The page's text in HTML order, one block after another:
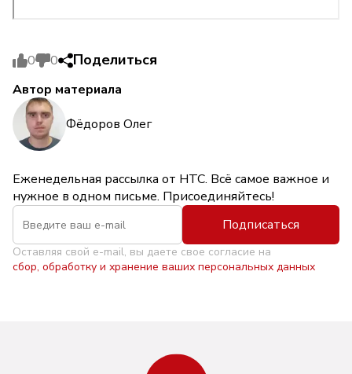
0 0 Поделиться
Автор материала
Фёдоров Олег
Еженедельная рассылка от НТС. Всё самое важное и
нужное в одном письме. Присоединяйтесь!
Подписаться
Оставляя свой e-mail, вы даете свое согласие на
сбор, обработку и хранение ваших персональных данных